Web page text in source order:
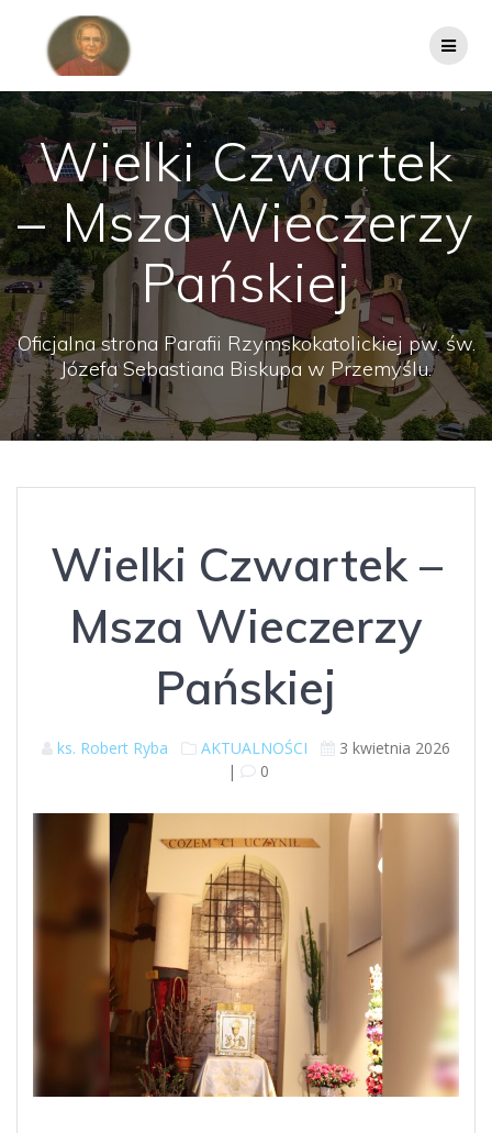
Wielki Czwartek
– Msza Wieczerzy
Pańskiej
Oficjalna strona Parafii Rzymskokatolickiej pw. św.
Józefa Sebastiana Biskupa w Przemyślu.
Wielki Czwartek –
Msza Wieczerzy
Pańskiej
ks. Robert Ryba AKTUALNOŚCI
3 kwietnia 2026
|
0